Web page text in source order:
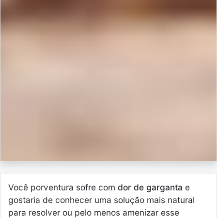
Você porventura sofre com dor de garganta e
gostaria de conhecer uma solução mais natural
para resolver ou pelo menos amenizar esse